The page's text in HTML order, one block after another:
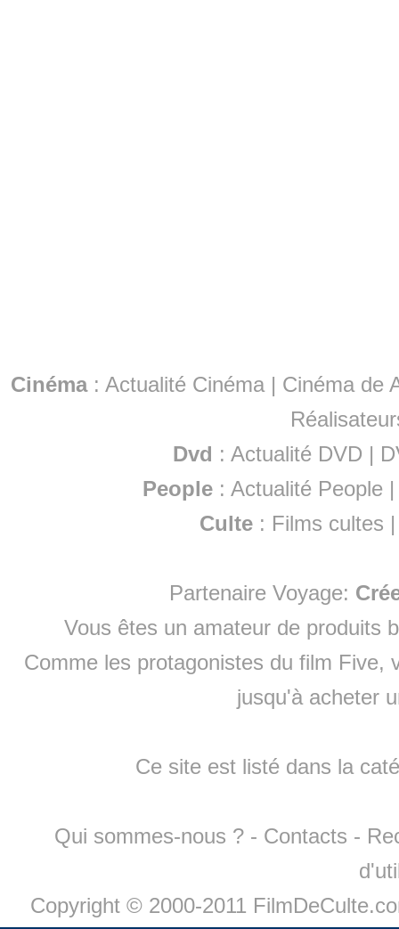
Cinéma: Actualité Cinéma | Cinéma de
Dvd : Actualité DVD |
People :Actualité People
Culte : Films cultes
Partenaire Voyage:
Vous êtes un amateur de produits
Comme les protagonistes du film Five,
jusqu'à acheter
Ce site est listé dans la
Qui sommes-nous ? - Contacts -
Copyright © 2000-2011